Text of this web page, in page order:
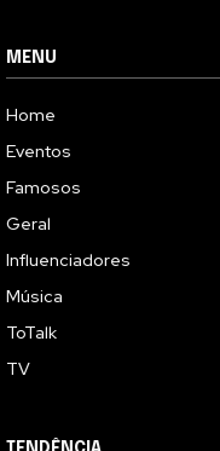
MENU
Home
Eventos
Famosos
Geral
Influenciadores
Música
ToTalk
TV